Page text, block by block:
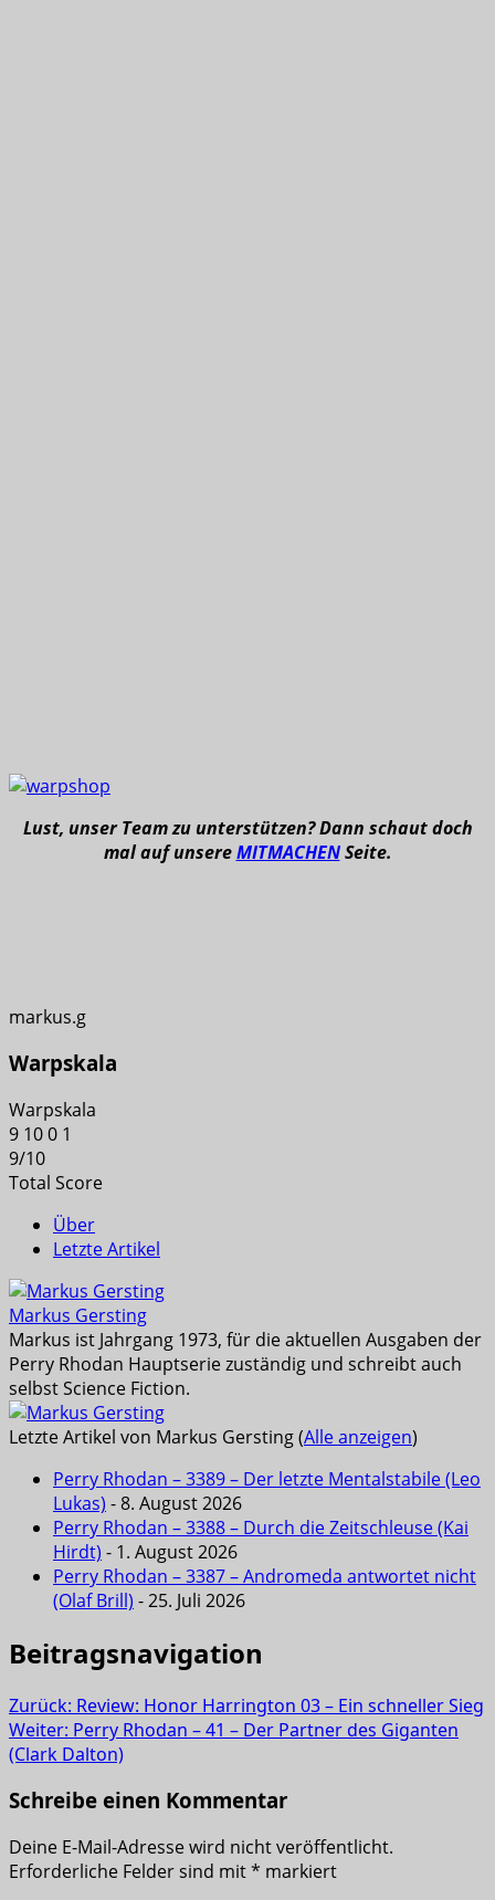
Lust, unser Team zu unterstützen? Dann schaut doch
mal auf unsereMITMACHENSeite.
markus.g
Warpskala
Warpskala
9 100 1
9/10
Total Score
Über
Letzte Artikel
Markus Gersting
Markus ist Jahrgang 1973, für die aktuellen Ausgaben der
Perry Rhodan Hauptserie zuständig und schreibt auch
selbst Science Fiction.
Letzte Artikel von Markus Gersting(Alle anzeigen)
Perry Rhodan – 3389 – Der letzte Mentalstabile (Leo
Lukas) - 8. August 2026
Perry Rhodan – 3388 – Durch die Zeitschleuse (Kai
Hirdt) - 1. August 2026
Perry Rhodan – 3387 – Andromeda antwortet nicht
(Olaf Brill) - 25. Juli 2026
Beitragsnavigation
Zurück: Review: Honor Harrington 03 – Ein schneller Sieg
Weiter: Perry Rhodan – 41 – Der Partner des Giganten
(Clark Dalton)
Schreibe einen Kommentar
Deine E-Mail-Adresse wird nicht veröffentlicht.
Erforderliche Felder sind mit* markiert